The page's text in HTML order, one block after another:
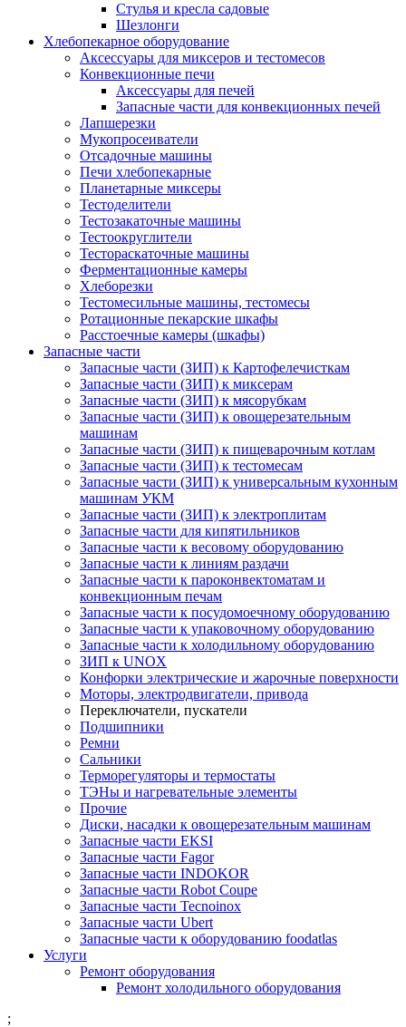
Стулья и кресла садовые
Шезлонги
Хлебопекарное оборудование
Аксессуары для миксеров и тестомесов
Конвекционные печи
Аксессуары для печей
Запасные части для конвекционных печей
Лапшерезки
Мукопросеиватели
Отсадочные машины
Печи хлебопекарные
Планетарные миксеры
Тестоделители
Тестозакаточные машины
Тестоокруглители
Тестораскаточные машины
Ферментационные камеры
Хлеборезки
Тестомесильные машины, тестомесы
Ротационные пекарские шкафы
Расстоечные камеры (шкафы)
Запасные части
Запасные части (ЗИП) к Картофелечисткам
Запасные части (ЗИП) к миксерам
Запасные части (ЗИП) к мясорубкам
Запасные части (ЗИП) к овощерезательным
машинам
Запасные части (ЗИП) к пищеварочным котлам
Запасные части (ЗИП) к тестомесам
Запасные части (ЗИП) к универсальным кухонным
машинам УКМ
Запасные части (ЗИП) к электроплитам
Запасные части для кипятильников
Запасные части к весовому оборудованию
Запасные части к линиям раздачи
Запасные части к пароконвектоматам и
конвекционным печам
Запасные части к посудомоечному оборудованию
Запасные части к упаковочному оборудованию
Запасные части к холодильному оборудованию
ЗИП к UNOX
Конфорки электрические и жарочные поверхности
Моторы, электродвигатели, привода
Переключатели, пускатели
Подшипники
Ремни
Сальники
Терморегуляторы и термостаты
ТЭНы и нагревательные элементы
Прочие
Диски, насадки к овощерезательным машинам
Запасные части EKSI
Запасные части Fagor
Запасные части INDOKOR
Запасные части Robot Coupe
Запасные части Tecnoinox
Запасные части Ubert
Запасные части к оборудованию foodatlas
Услуги
Ремонт оборудования
Ремонт холодильного оборудования
;